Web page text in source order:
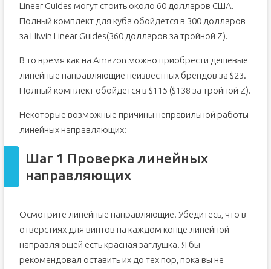
Шаг 5 Удаление стоковой смазки
Шаг 6 Сборка
Шаг 7 Нанесение смазки
Linear Guides могут стоить около 60 долларов США.
Полный комплект для куба обойдется в 300 долларов
за Hiwin Linear Guides(360 долларов за тройной Z).
В то время как на Amazon можно приобрести дешевые
линейные направляющие неизвестных брендов за $23.
Полный комплект обойдется в $115 ($138 за тройной Z).
Некоторые возможные причины неправильной работы
линейных направляющих:
Шаг 1 Проверка линейных
направляющих
Осмотрите линейные направляющие. Убедитесь, что в
отверстиях для винтов на каждом конце линейной
направляющей есть красная заглушка. Я бы
рекомендовал оставить их до тех пор, пока вы не